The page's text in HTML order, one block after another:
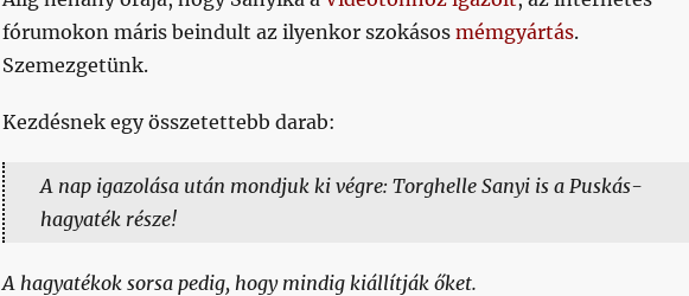
fórumokon máris beindult az ilyenkor szokásos mémgyártás.
Szemezgetünk.
Kezdésnek egy összetettebb darab:
A nap igazolása után mondjuk ki végre: Torghelle Sanyi is a Puskás-
hagyaték része!
A hagyatékok sorsa pedig, hogy mindig kiállítják őket.